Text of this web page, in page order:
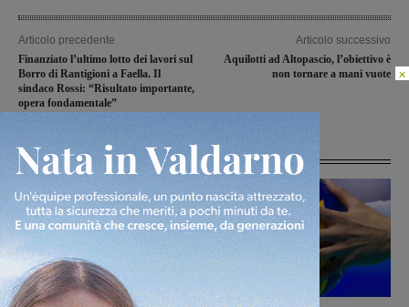
Articolo precedente
Finanziato l’ultimo lotto dei lavori sul
Borro di Rantigioni a Faella. Il
sindaco Rossi: “Risultato importante,
opera fondamentale”
Articolo successivo
Aquilotti ad Altopascio, l’obiettivo è
non tornare a mani vuote
Articoli correlati
×